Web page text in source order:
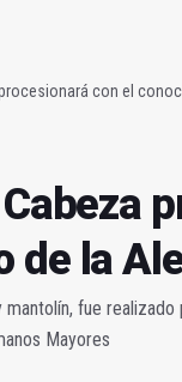
con el
de la
fue
Mayores